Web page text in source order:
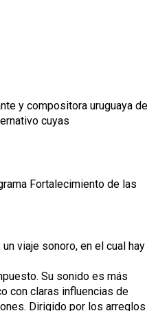
y compositora uruguaya de
cuyas
Fortalecimiento de las
viaje sonoro, en el cual hay
Su sonido es más
con claras influencias de
Dirigido por los arreglos